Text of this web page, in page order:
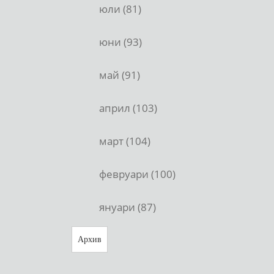
юли (81)
юни (93)
май (91)
април (103)
март (104)
февруари (100)
януари (87)
Архив